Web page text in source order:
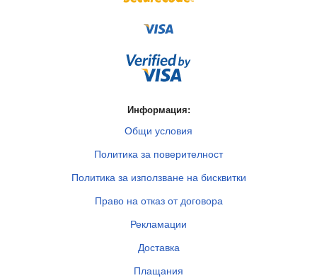
Информация:
Общи условия
Политика за поверителност
Политика за използване на бисквитки
Право на отказ от договора
Рекламации
Доставка
Плащания